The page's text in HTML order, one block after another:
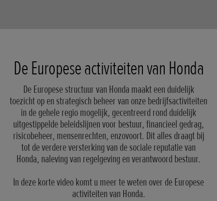
De Europese activiteiten van Honda
De Europese structuur van Honda maakt een duidelijk
toezicht op en strategisch beheer van onze bedrijfsactiviteiten
in de gehele regio mogelijk, gecentreerd rond duidelijk
uitgestippelde beleidslijnen voor bestuur, financieel gedrag,
risicobeheer, mensenrechten, enzovoort. Dit alles draagt bij
tot de verdere versterking van de sociale reputatie van
Honda, naleving van regelgeving en verantwoord bestuur.
In deze korte video komt u meer te weten over de Europese
activiteiten van Honda.